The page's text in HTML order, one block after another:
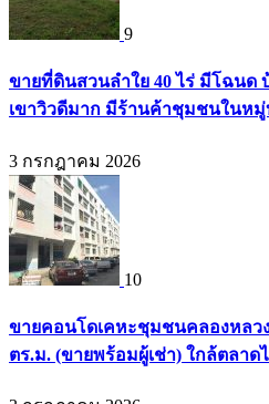
9
ขายที่ดินสวนลำใย 40 ไร่ มีโฉนด
เขาวิวดีมาก มีร้านค้าชุมชนในหมู่
3 กรกฎาคม 2026
10
ขายคอนโดเคหะชุมชนคลองหลว
ตร.ม. (ขายพร้อมผู้เช่า) ใกล้ตลาดไ